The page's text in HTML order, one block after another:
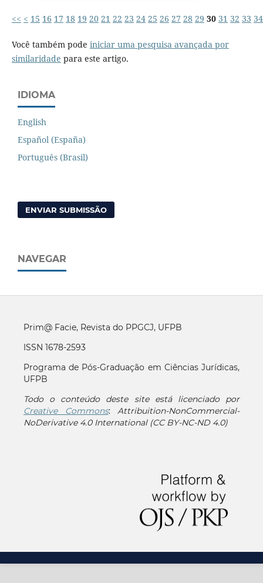
<< < 15 16 17 18 19 20 21 22 23 24 25 26 27 28 29 30 31 32 33 34
Você também pode iniciar uma pesquisa avançada por
similaridade para este artigo.
IDIOMA
English
Español (España)
Português (Brasil)
ENVIAR SUBMISSÃO
NAVEGAR
Prim@ Facie, Revista do PPGCJ, UFPB
ISSN 1678-2593
Programa de Pós-Graduação em Ciências Jurídicas,
UFPB
Todo o conteúdo deste site está licenciado por
Creative Commons:Attribuition-NonCommercial-
NoDerivative 4.0 International (CC BY-NC-ND 4.0)